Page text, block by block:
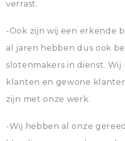
verrast.
-Ook zijn wij een erkende
al jaren hebben dus ook
slotenmakers in dienst. Wij
klanten en gewone
zijn met onze werk.
-Wij hebben al onze